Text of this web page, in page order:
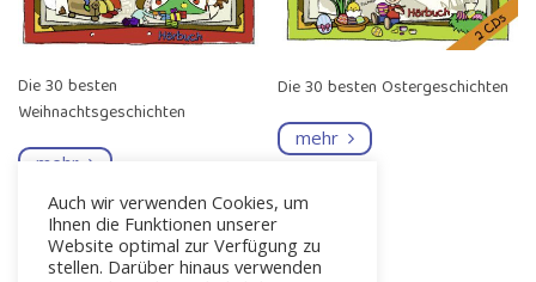
Die 30 besten
Weihnachtsgeschichten
mehr
Die 30 besten Ostergeschichten
mehr
Auch wir verwenden Cookies, um
Ihnen die Funktionen unserer
Website optimal zur Verfügung zu
stellen. Darüber hinaus verwenden